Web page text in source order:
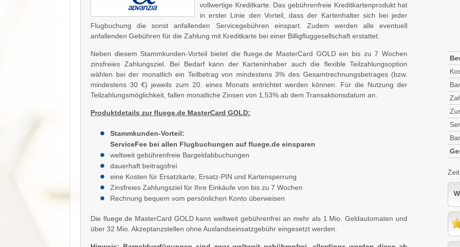
vollwertige Kreditkarte. Das gebührenfreie Kreditkartenprodukt hat
in erster Linie den Vorteil, dass der Kartenhalter sich bei jeder
Flugbuchung die sonst anfallenden Servicegebühren einspart. Zudem werden alle eventuell
anfallenden Gebühren für die Zahlung mit Kreditkarte bei einer Billigfluggesellschaft erstattet.
Neben diesem Stammkunden-Vorteil bietet die fluege.de MasterCard GOLD ein bis zu 7 Wochen
zinsfreies Zahlungsziel. Bei Bedarf kann der Karteninhaber auch die flexible Teilzahlungsoption
wählen bei der monatlich ein Teilbetrag von mindestens 3% des Gesamtrechnungsbetrages (bzw.
mindestens 30 €) jeweils zum 20. eines Monats entrichtet werden können. Für die Nutzung der
Teilzahlungsmöglichkeit, fallen monatliche Zinsen von 1,53% ab dem Transaktionsdatum an.
Produktdetails zur fluege.de MasterCard GOLD:
Stammkunden-Vorteil:
ServiceFee bei allen Flugbuchungen auf fluege.de einsparen
weltweit gebührenfreie Bargeldabbuchungen
dauerhaft beitragsfrei
eine Kosten für Ersatzkarte, Ersatz-PIN und Kartensperrung
Zinsfreies Zahlungsziel für Ihre Einkäufe von bis zu 7 Wochen
Rechnung bequem vom persönlichen Konto überweisen
Die fluege.de MasterCard GOLD kann weltweit gebührenfrei an mehr als 1 Mio. Geldautomaten und
über 32 Mio. Akzeptanzstellen ohne Auslandseinsatzgebühr eingesetzt werden.